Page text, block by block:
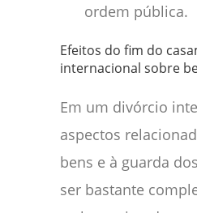
ordem pública.
Efeitos do fim do
internacional sobre
Em um divórcio
aspectos
bens e à guarda
ser bastante